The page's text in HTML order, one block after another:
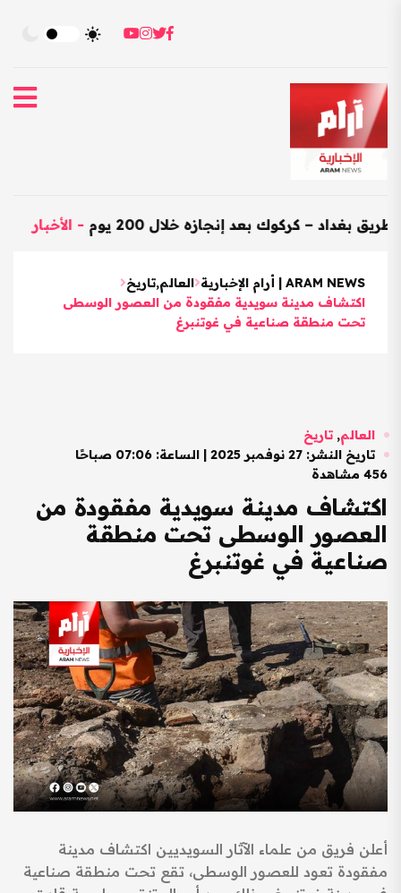
- – كركوك بعد إنجازه خلال 200 يوم -الأخبار
ARAM NEWS | أرام الإخبارية العالم,تاريخ
اكتشاف مدينة سويدية مفقودة من العصور الوسطى
تحت منطقة صناعية في غوتنبرغ
العالم, تاريخ
تاريخ النشر: 27 نوفمبر 2025 | الساعة: 07:06 صباحًا
456 مشاهدة
اكتشاف مدينة سويدية مفقودة من
العصور الوسطى تحت منطقة
صناعية في غوتنبرغ
أعلن فريق من علماء الآثار السويديين اكتشاف مدينة
مفقودة تعود للعصور الوسطى، تقع تحت منطقة صناعية